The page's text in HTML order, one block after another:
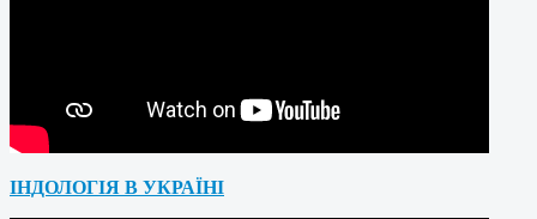
ІНДОЛОГІЯ В УКРАЇНІ